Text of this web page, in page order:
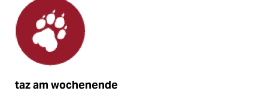
taz am wochenende